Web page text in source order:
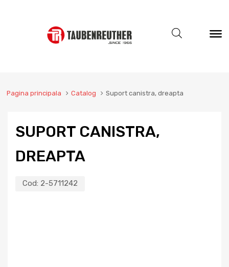
Pagina principala Catalog Suport canistra, dreapta
SUPORT CANISTRA,
DREAPTA
Cod: 2-5711242